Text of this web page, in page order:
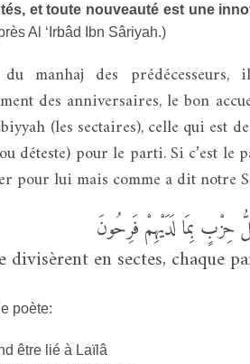
et toute nouveauté est une
Al ‘Irbâd Ibn Sâriyah.)
manhaj des
des anniversaires, le bon
(les sectaires), celle qui est
déteste) pour le parti. Si c’est
حِزْبٍ بِمَا لَدَيْهِمْ فَرِحُونَ
divisèrent en sectes, chaque
poète:
être lié à Laïlâ